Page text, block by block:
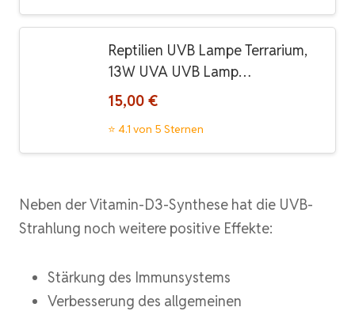
Reptilien UVB Lampe Terrarium,
13W UVA UVB Lamp…
15,00 €
⭐ 4.1 von 5 Sternen
Neben der Vitamin-D3-Synthese hat die UVB-
Strahlung noch weitere positive Effekte:
Stärkung des Immunsystems
Verbesserung des allgemeinen